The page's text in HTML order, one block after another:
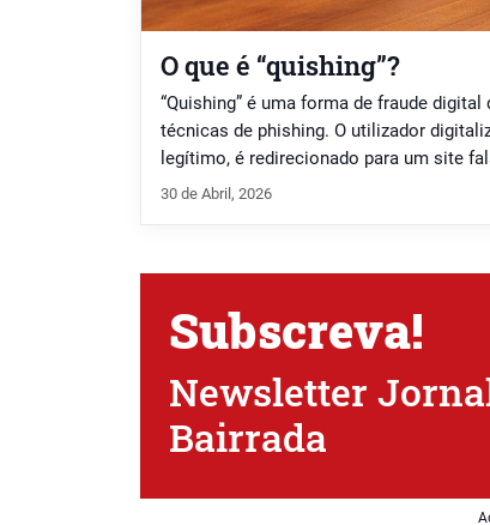
O que é “quishing”?
“Quishing” é uma forma de fraude
técnicas de phishing. O utilizador
legítimo, é redirecionado para um site
sensíveis, autorizar pagamentos ou
30 de Abril, 2026
Subscreva!
Newsletter
Bairrada